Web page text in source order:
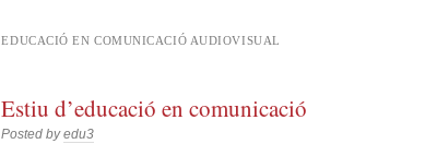
EDUCACIÓ EN COMUNICACIÓ AUDIOVISUAL
Estiu d’educació en comunicació
Posted byedu3